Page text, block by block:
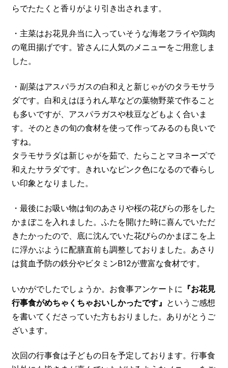
らでたたくと香りがより引き出されます。
・主菜はお花見弁当に入っていそうな海老フライや鶏肉
の竜田揚げです。皆さんに人気のメニューをご用意しま
した。
・副菜はアスパラガスの白和えと新じゃがのタラモサラ
ダです。白和えはほうれん草などの葉物野菜で作ること
も多いですが、アスパラガスや枝豆などもよく合いま
す。そのときの旬の食材を使って作ってみるのも良いで
すね。
タラモサラダは新じゃがを茹で、たらことマヨネーズで
和えたサラダです。きれいなピンク色になるので春らし
い印象となりました。
・最後にお吸い物は旬のあさりや桜の花びらの形をした
かまぼこを入れました。ふたを開けた時に喜んでいただ
きたかったので、底に沈んでいた花びらのかまぼこを上
に浮かぶように配膳直前も調整しておりました。あさり
は貧血予防の鉄分やビタミンB12が豊富な食材です。
いかがでしたでしょうか。お食事アンケートに 『お花見
行事食がめちゃくちゃおいしかったです』 というご感想
を書いてくださっていた方もおりました。ありがとうご
ざいます。
次回の行事食は子どもの日を予定しております。行事食